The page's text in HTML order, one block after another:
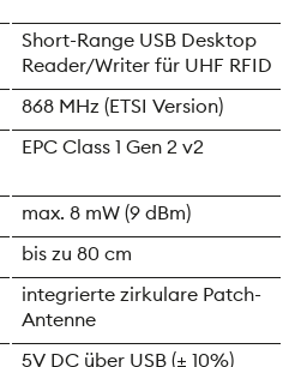
Short-Range USB Desktop
Reader/Writer für UHF RFID
868 MHz (ETSI Version)
EPC Class 1 Gen 2 v2
max. 8 mW (9 dBm)
bis zu 80 cm
integrierte zirkulare Patch-
Antenne
5V DC über USB (± 10%)